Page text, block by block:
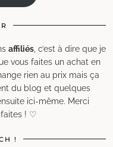
affiliés , c’est à dire que je
vous faites un achat en
rien au prix mais ça
du blog et quelques
ici-même. Merci
faites ! ♡
!